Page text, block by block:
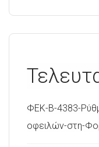
ΦΕΚ-Β-4383-
οφειλών-στη-